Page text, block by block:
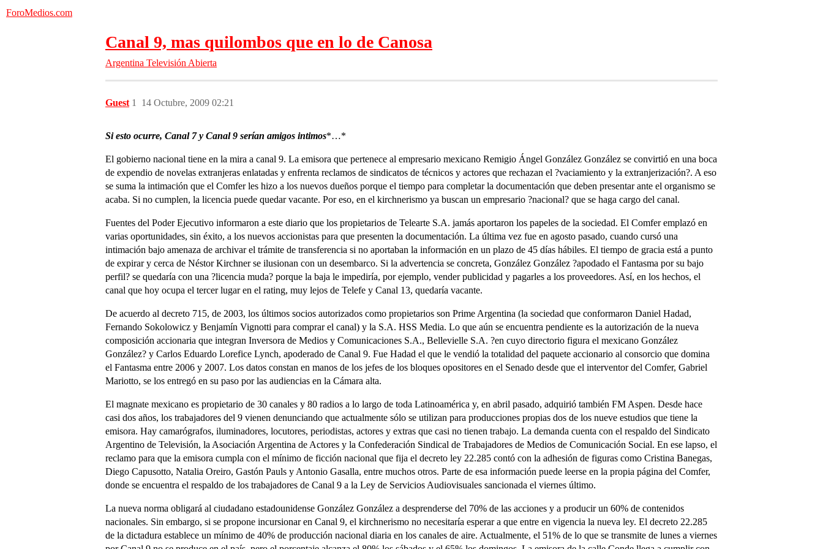
ForoMedios.com
Canal 9, mas quilombos que en lo de Canosa
Argentina Televisión Abierta
Guest 14 Octubre, 2009 02:21
1
Si esto ocurre, Canal 7 y Canal 9 serían amigos intimos*…*
El gobierno nacional tiene en la mira a canal 9. La emisora que pertenece al empresario mexicano Remigio Ángel González González se convirtió en una boca
de expendio de novelas extranjeras enlatadas y enfrenta reclamos de sindicatos de técnicos y actores que rechazan el ?vaciamiento y la extranjerización?. A eso
se suma la intimación que el Comfer les hizo a los nuevos dueños porque el tiempo para completar la documentación que deben presentar ante el organismo se
acaba. Si no cumplen, la licencia puede quedar vacante. Por eso, en el kirchnerismo ya buscan un empresario ?nacional? que se haga cargo del canal.
Fuentes del Poder Ejecutivo informaron a este diario que los propietarios de Telearte S.A. jamás aportaron los papeles de la sociedad. El Comfer emplazó en
varias oportunidades, sin éxito, a los nuevos accionistas para que presenten la documentación. La última vez fue en agosto pasado, cuando cursó una
intimación bajo amenaza de archivar el trámite de transferencia si no aportaban la información en un plazo de 45 días hábiles. El tiempo de gracia está a punto
de expirar y cerca de Néstor Kirchner se ilusionan con un desembarco. Si la advertencia se concreta, González González ?apodado el Fantasma por su bajo
perfil? se quedaría con una ?licencia muda? porque la baja le impediría, por ejemplo, vender publicidad y pagarles a los proveedores. Así, en los hechos, el
canal que hoy ocupa el tercer lugar en el rating, muy lejos de Telefe y Canal 13, quedaría vacante.
De acuerdo al decreto 715, de 2003, los últimos socios autorizados como propietarios son Prime Argentina (la sociedad que conformaron Daniel Hadad,
Fernando Sokolowicz y Benjamín Vignotti para comprar el canal) y la S.A. HSS Media. Lo que aún se encuentra pendiente es la autorización de la nueva
composición accionaria que integran Inversora de Medios y Comunicaciones S.A., Bellevielle S.A. ?en cuyo directorio figura el mexicano González
González? y Carlos Eduardo Lorefice Lynch, apoderado de Canal 9. Fue Hadad el que le vendió la totalidad del paquete accionario al consorcio que domina
el Fantasma entre 2006 y 2007. Los datos constan en manos de los jefes de los bloques opositores en el Senado desde que el interventor del Comfer, Gabriel
Mariotto, se los entregó en su paso por las audiencias en la Cámara alta.
El magnate mexicano es propietario de 30 canales y 80 radios a lo largo de toda Latinoamérica y, en abril pasado, adquirió también FM Aspen. Desde hace
casi dos años, los trabajadores del 9 vienen denunciando que actualmente sólo se utilizan para producciones propias dos de los nueve estudios que tiene la
emisora. Hay camarógrafos, iluminadores, locutores, periodistas, actores y extras que casi no tienen trabajo. La demanda cuenta con el respaldo del Sindicato
Argentino de Televisión, la Asociación Argentina de Actores y la Confederación Sindical de Trabajadores de Medios de Comunicación Social. En ese lapso, el
reclamo para que la emisora cumpla con el mínimo de ficción nacional que fija el decreto ley 22.285 contó con la adhesión de figuras como Cristina Banegas,
Diego Capusotto, Natalia Oreiro, Gastón Pauls y Antonio Gasalla, entre muchos otros. Parte de esa información puede leerse en la propia página del Comfer,
donde se encuentra el respaldo de los trabajadores de Canal 9 a la Ley de Servicios Audiovisuales sancionada el viernes último.
La nueva norma obligará al ciudadano estadounidense González González a desprenderse del 70% de las acciones y a producir un 60% de contenidos
nacionales. Sin embargo, si se propone incursionar en Canal 9, el kirchnerismo no necesitaría esperar a que entre en vigencia la nueva ley. El decreto 22.285
de la dictadura establece un mínimo de 40% de producción nacional diaria en los canales de aire. Actualmente, el 51% de lo que se transmite de lunes a viernes